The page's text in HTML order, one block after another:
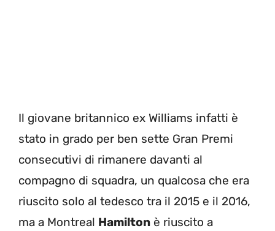
Il giovane britannico ex Williams infatti è
stato in grado per ben sette Gran Premi
consecutivi di rimanere davanti al
compagno di squadra, un qualcosa che era
riuscito solo al tedesco tra il 2015 e il 2016,
ma a Montreal Hamilton è riuscito a